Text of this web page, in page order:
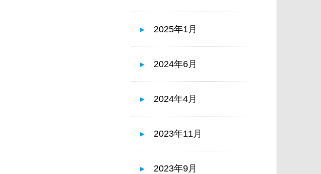
2025年1月
2024年6月
2024年4月
2023年11月
2023年9月